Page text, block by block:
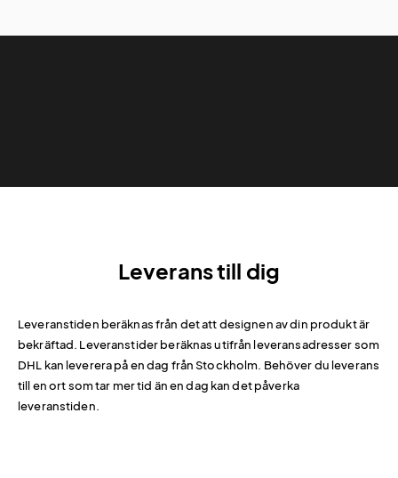
Leverans till dig
Leveranstiden beräknas från det att designen av din produkt är
bekräftad. Leveranstider beräknas utifrån leveransadresser som
DHL kan leverera på en dag från Stockholm. Behöver du leverans
till en ort som tar mer tid än en dag kan det påverka
leveranstiden.